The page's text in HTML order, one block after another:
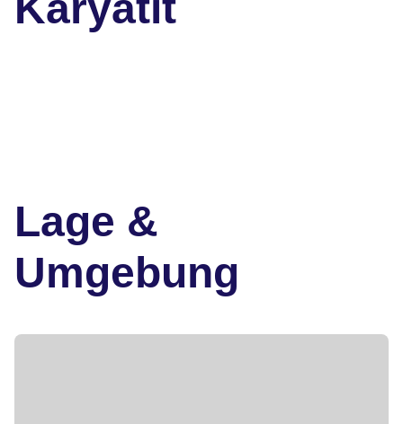
Lage &
Umgebung